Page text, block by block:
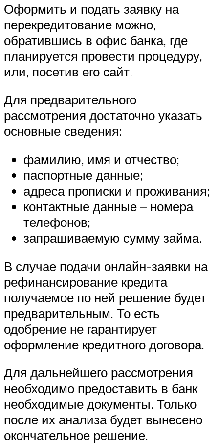
Оформить и подать заявку на
перекредитование можно,
обратившись в офис банка, где
планируется провести процедуру,
или, посетив его сайт.
Для предварительного
рассмотрения достаточно указать
основные сведения:
фамилию, имя и отчество;
паспортные данные;
адреса прописки и проживания;
контактные данные – номера
телефонов;
запрашиваемую сумму займа.
В случае подачи онлайн-заявки на
рефинансирование кредита
получаемое по ней решение будет
предварительным. То есть
одобрение не гарантирует
оформление кредитного договора.
Для дальнейшего рассмотрения
необходимо предоставить в банк
необходимые документы. Только
после их анализа будет вынесено
окончательное решение.